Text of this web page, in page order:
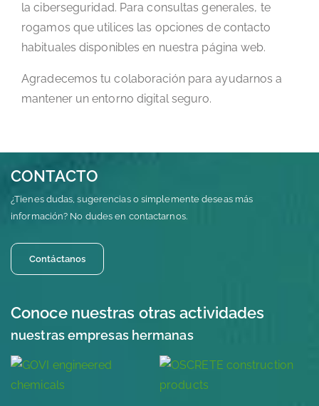
la ciberseguridad. Para consultas generales, te
rogamos que utilices las opciones de contacto
habituales disponibles en nuestra página web.
Agradecemos tu colaboración para ayudarnos a
mantener un entorno digital seguro.
CONTACTO
¿Tienes dudas, sugerencias o simplemente deseas más
información? No dudes en contactarnos.
Contáctanos
Conoce nuestras otras actividades
nuestras empresas hermanas